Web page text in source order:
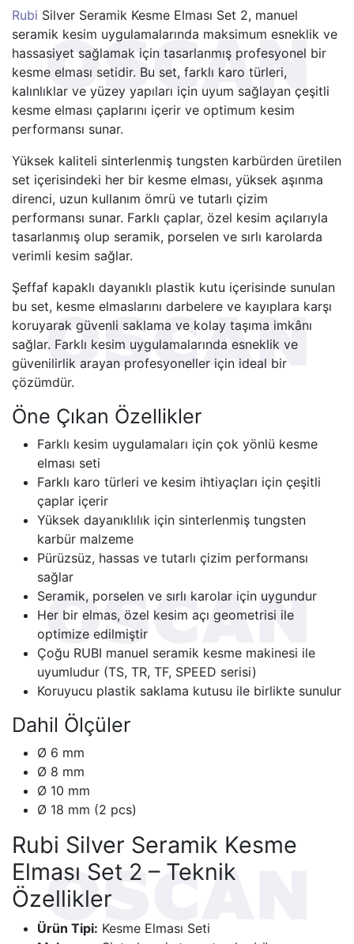
Rubi Silver Seramik Kesme Elması Set 2, manuel
seramik kesim uygulamalarında maksimum esneklik ve
hassasiyet sağlamak için tasarlanmış profesyonel bir
kesme elması setidir. Bu set, farklı karo türleri,
kalınlıklar ve yüzey yapıları için uyum sağlayan çeşitli
kesme elması çaplarını içerir ve optimum kesim
performansı sunar.
Yüksek kaliteli sinterlenmiş tungsten karbürden üretilen
set içerisindeki her bir kesme elması, yüksek aşınma
direnci, uzun kullanım ömrü ve tutarlı çizim
performansı sunar. Farklı çaplar, özel kesim açılarıyla
tasarlanmış olup seramik, porselen ve sırlı karolarda
verimli kesim sağlar.
Şeffaf kapaklı dayanıklı plastik kutu içerisinde sunulan
bu set, kesme elmaslarını darbelere ve kayıplara karşı
koruyarak güvenli saklama ve kolay taşıma imkânı
sağlar. Farklı kesim uygulamalarında esneklik ve
güvenilirlik arayan profesyoneller için ideal bir
çözümdür.
Öne Çıkan Özellikler
Farklı kesim uygulamaları için çok yönlü kesme
elması seti
Farklı karo türleri ve kesim ihtiyaçları için çeşitli
çaplar içerir
Yüksek dayanıklılık için sinterlenmiş tungsten
karbür malzeme
Pürüzsüz, hassas ve tutarlı çizim performansı
sağlar
Seramik, porselen ve sırlı karolar için uygundur
Her bir elmas, özel kesim açı geometrisi ile
optimize edilmiştir
Çoğu RUBI manuel seramik kesme makinesi ile
uyumludur (TS, TR, TF, SPEED serisi)
Koruyucu plastik saklama kutusu ile birlikte sunulur
Dahil Ölçüler
Ø 6 mm
Ø 8 mm
Ø 10 mm
Ø 18 mm (2 pcs)
Rubi Silver Seramik Kesme
Elması Set 2 – Teknik
Özellikler
Ürün Tipi: Kesme Elması Seti